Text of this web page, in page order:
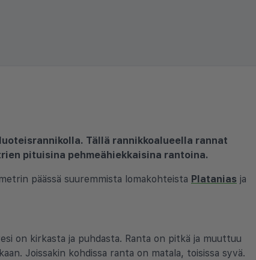
Tällä rannikkoalueella rannat
pituisina pehmeähiekkaisina rantoina.
päässä suuremmista lomakohteista Platanias ja
on kirkasta ja puhdasta. Ranta on pitkä ja muuttuu
Joissakin kohdissa ranta on matala, toisissa syvä.